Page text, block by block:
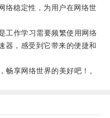
络稳定性，为用户在网络世
作学习需要频繁使用网络
器，感受到它带来的便捷和
享网络世界的美好吧！。